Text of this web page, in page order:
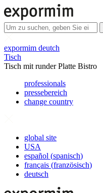
expormim deutch
Tisch
Tisch mit runder Platte Bistro
professionals
pressebereich
change country
global site
USA
español (spanisch)
français (französisch)
deutsch